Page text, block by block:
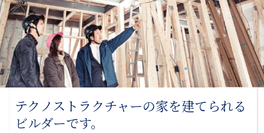
テクノストラクチャーの家を建てられる
ビルダーです。